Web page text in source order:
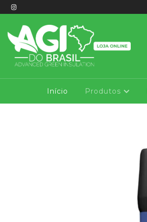
Início Produtos